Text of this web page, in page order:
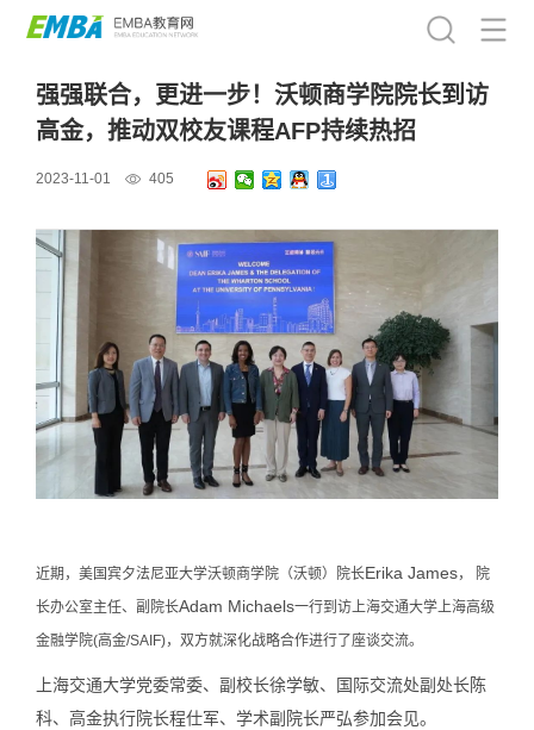
强强联合，更进一步！沃顿商学院院长到访
高金，推动双校友课程AFP持续热招
2023-11-01 405
近期，美国宾夕法尼亚大学沃顿商学院（沃顿）院长Erika James， 院
长办公室主任、副院长Adam Michaels一行到访上海交通大学上海高级
金融学院(高金/SAIF)，双方就深化战略合作进行了座谈交流。
上海交通大学党委常委、副校长徐学敏、国际交流处副处长陈
科、高金执行院长程仕军、学术副院长严弘参加会见。